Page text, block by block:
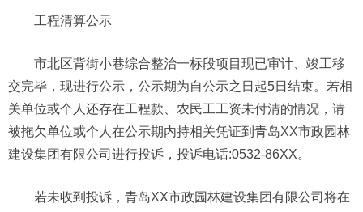
工程清算公示
市北区背街小巷综合整治一标段项目现已审计、竣工移
交完毕，现进行公示，公示期为自公示之日起5日结束。若相
关单位或个人还存在工程款、农民工工资未付清的情况，请
被拖欠单位或个人在公示期内持相关凭证到青岛XX市政园林
建设集团有限公司进行投诉，投诉电话:0532-86XX。
若未收到投诉，青岛XX市政园林建设集团有限公司将在